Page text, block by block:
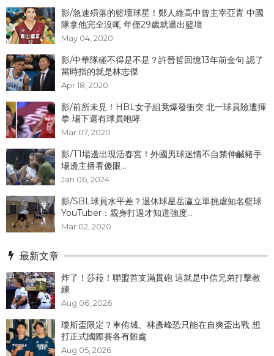
影/急速殞落的籃壇球星！鄭人維高中曾主宰亞青 中國
隊拿他完全沒輒 年僅29歲就退出籃壇
May 04, 2020
影/中華隊碰不得是不是？許晉哲回憶13年前金句 認了
當時指的就是林志傑
Apr 18, 2020
影/前所未見！HBL女子組竟爆發衝突 北一球員險遭揮
拳 場下還有球員咆哮
Mar 07, 2020
影/T1場邊出現活春宮！外國男球迷情不自禁伸鹹豬手
場邊主播看傻眼...
Jan 06, 2024
影/SBL球員水平差？退休球星岳瀛立單挑虐知名籃球
YouTuber：親身打過才知道強度...
Mar 02, 2020
最新文章
炸了！​莎菈！聯盟首支滿貫砲 這就是中信兄弟打擊教
練
Aug 06, 2026
瓊斯盃限定？車侑城、林彥峰恐只能在自爽盃出戰 想
打正式國際賽各有難處
Aug 05, 2026